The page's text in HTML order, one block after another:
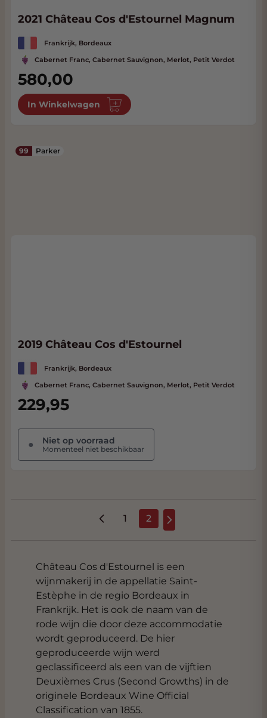
2021 Château Cos d'Estournel Magnum
Frankrijk, Bordeaux
Cabernet Franc, Cabernet Sauvignon, Merlot, Petit Verdot
580,00
In Winkelwagen
99 Parker
2019 Château Cos d'Estournel
Frankrijk, Bordeaux
Cabernet Franc, Cabernet Sauvignon, Merlot, Petit Verdot
229,95
● Niet op voorraad
Momenteel niet beschikbaar
Pagina
1 U lees momenteel
2
Château Cos d'Estournel is een
wijnmakerij in de appellatie Saint-
Estèphe in de regio Bordeaux in
Frankrijk. Het is ook de naam van de
rode wijn die door deze accommodatie
wordt geproduceerd. De hier
geproduceerde wijn werd
geclassificeerd als een van de vijftien
Deuxièmes Crus (Second Growths) in de
originele Bordeaux Wine Official
Classification van 1855.